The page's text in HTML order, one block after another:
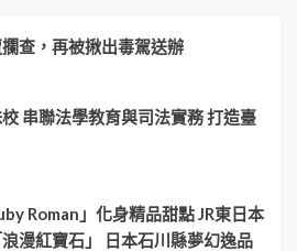
查，再被揪出毒駕送辦
串聯法學教育與司法實務 打造臺
Roman」化身精品甜點 JR東日本
漫紅寶石」 日本石川縣夢幻逸品